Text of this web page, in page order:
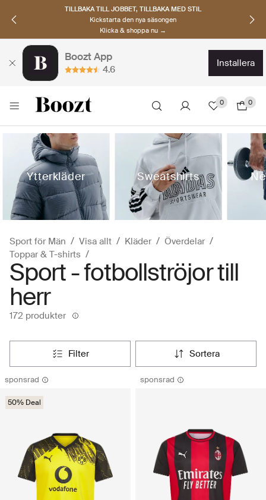
UPPTÄCK SKANDINAVISKA MÄRKEN
Hitta dina nya favoriter nu
Klicka & shoppa →
Boozt App
4.6
installera
0 0
Ytterkläder Sweatshirts
Sport för Män Visa allt Kläder
Överdelar
Toppar & T-shirts
Sport - fotbollströjor till
herr
172 produkter
filter sortera
sponsrad
50% Deal
sponsrad